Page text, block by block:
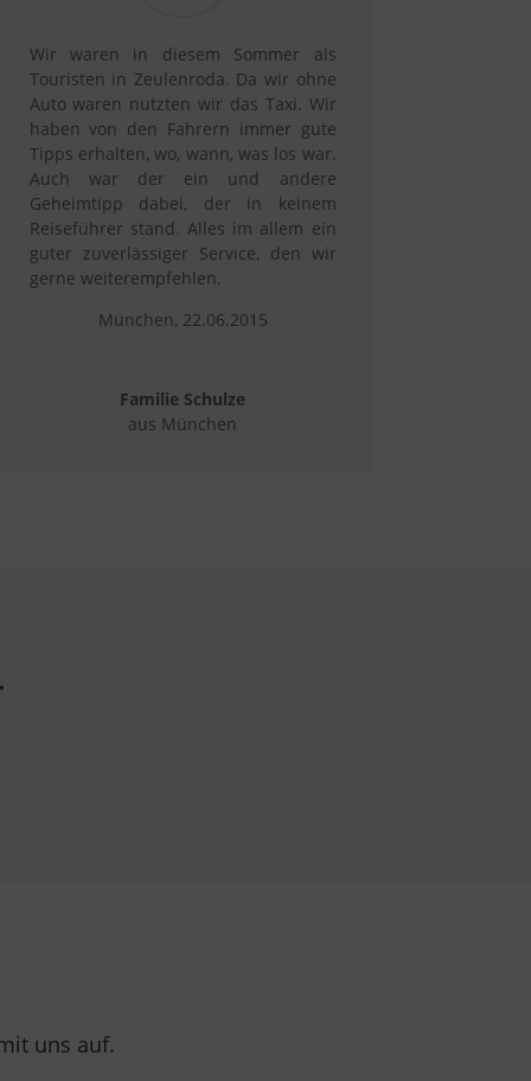
Wir waren in diesem Sommer als
Touristen in Zeulenroda. Da wir ohne
Auto waren nutzten wir das Taxi. Wir
haben von den Fahrern immer gute
Tipps erhalten, wo, wann, was los war.
Auch war der ein und andere
Geheimtipp dabei, der in keinem
Reiseführer stand. Alles im allem ein
guter zuverlässiger Service, den wir
gerne weiterempfehlen.
München, 22.06.2015
Familie Schulze
aus München
uns auf.